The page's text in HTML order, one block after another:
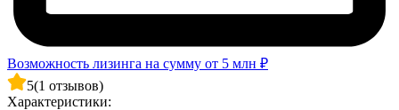
Возможность лизинга на сумму от 5 млн ₽
5(1 отзывов)
Характеристики: